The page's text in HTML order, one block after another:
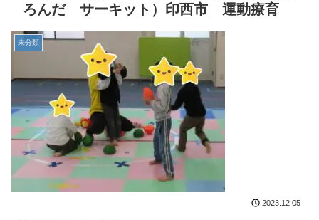
ろんだ サーキット）印西市 運動療育
未分類
2023.12.05